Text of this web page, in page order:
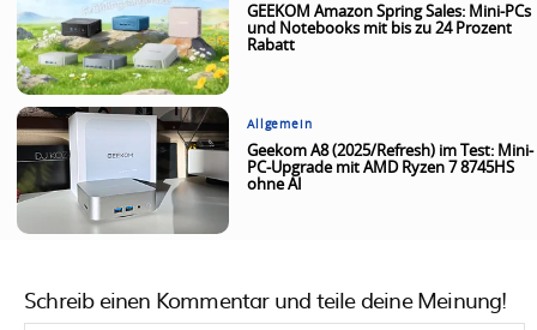
GEEKOM Amazon Spring Sales: Mini-PCs
und Notebooks mit bis zu 24 Prozent
Rabatt
Allgemein
Geekom A8 (2025/Refresh) im Test: Mini-
PC-Upgrade mit AMD Ryzen 7 8745HS
ohne AI
Schreib einen Kommentar und teile deine Meinung!